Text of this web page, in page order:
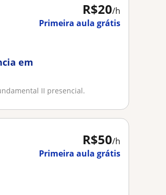
R$20/h
Primeira aula grátis
em
II presencial.
R$50/h
Primeira aula grátis